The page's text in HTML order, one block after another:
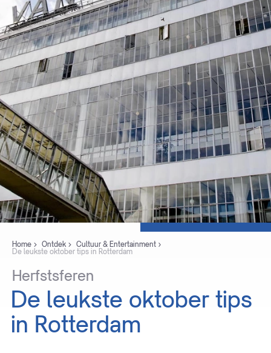
Home Ontdek
Cultuur & Entertainment
De leukste oktober tips in Rotterdam
Herfstsferen
De leukste oktober tips
in Rotterdam